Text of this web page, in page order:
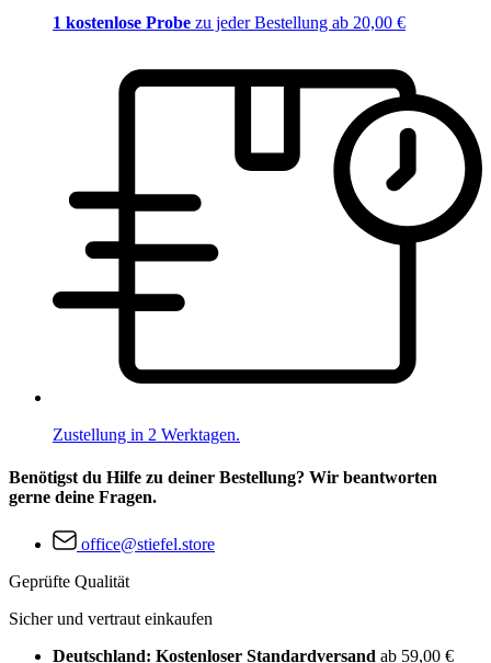
1 kostenlose Probe zu jeder Bestellung ab 20,00 €
Zustellung in 2 Werktagen.
Benötigst du Hilfe zu deiner Bestellung? Wir beantworten
gerne deine Fragen.
office@stiefel.store
Geprüfte Qualität
Sicher und vertraut einkaufen
Deutschland: Kostenloser Standardversand ab 59,00 €